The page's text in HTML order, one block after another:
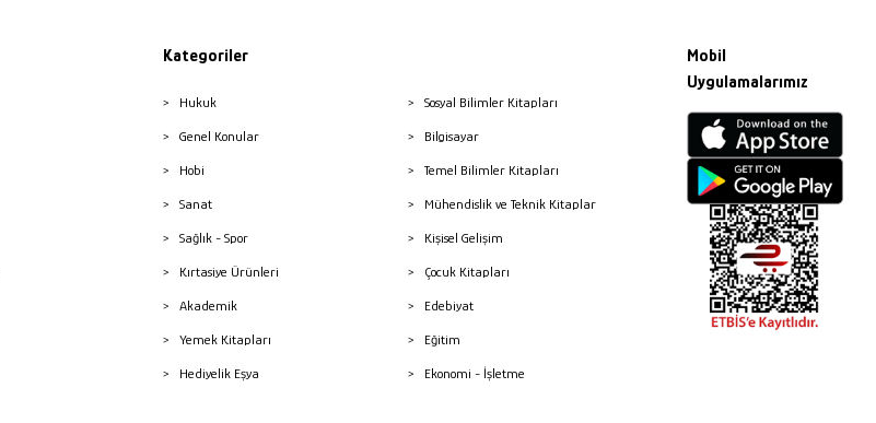
Kategoriler
Hukuk
Genel Konular
Hobi
Sanat
Sağlık - Spor
Kırtasiye Ürünleri
Akademik
Yemek Kitapları
Hediyelik Eşya
Sosyal Bilimler Kitapları
Bilgisayar
Temel Bilimler Kitapları
Mühendislik ve Teknik Kitaplar
Kişisel Gelişim
Çocuk Kitapları
Edebiyat
Eğitim
Ekonomi - İşletme
Mobil
Uygulamalarımız